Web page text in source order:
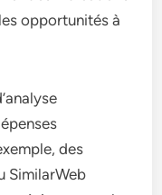
opportunités à
des
SimilarWeb